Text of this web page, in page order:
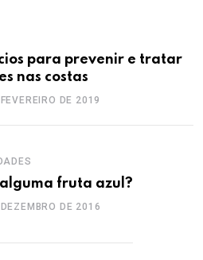
para prevenir e tratar
nas costas
DE 2019
alguma fruta azul?
DE 2016